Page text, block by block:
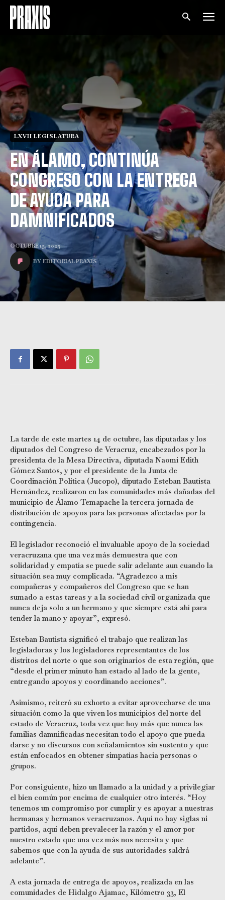
LXVII LEGISLATURA
EN ÁLAMO, CONTINÚA
CONGRESO CON LA ENTREGA
DE AYUDA PARA
DAMNIFICADOS
OCTUBRE 15, 2025
BY EDITORIAL PRAXIS
La tarde de este martes 14 de octubre, las diputadas y los
diputados del Congreso de Veracruz, encabezados por la
presidenta de la Mesa Directiva, diputada Naomi Edith
Gómez Santos, y por el presidente de la Junta de
Coordinación Política (Jucopo), diputado Esteban Bautista
Hernández, realizaron en las comunidades más dañadas del
municipio de Álamo Temapache la tercera jornada de
distribución de apoyos para las personas afectadas por la
contingencia.
El legislador reconoció el invaluable apoyo de la sociedad
veracruzana que una vez más demuestra que con
solidaridad y empatía se puede salir adelante aun cuando la
situación sea muy complicada. “Agradezco a mis
compañeras y compañeros del Congreso que se han
sumado a estas tareas y a la sociedad civil organizada que
nunca deja solo a un hermano y que siempre está ahí para
tender la mano y apoyar”, expresó.
Esteban Bautista significó el trabajo que realizan las
legisladoras y los legisladores representantes de los
distritos del norte o que son originarios de esta región, que
“desde el primer minuto han estado al lado de la gente,
entregando apoyos y coordinando acciones”.
Asimismo, reiteró su exhorto a evitar aprovecharse de una
situación como la que viven los municipios del norte del
estado de Veracruz, toda vez que hoy más que nunca las
familias damnificadas necesitan todo el apoyo que pueda
darse y no discursos con señalamientos sin sustento y que
están enfocados en obtener simpatías hacia personas o
grupos.
Por consiguiente, hizo un llamado a la unidad y a privilegiar
el bien común por encima de cualquier otro interés. “Hoy
tenemos un compromiso por cumplir y es apoyar a nuestras
hermanas y hermanos veracruzanos. Aquí no hay siglas ni
partidos, aquí deben prevalecer la razón y el amor por
nuestro estado que una vez más nos necesita y que
sabemos que con la ayuda de sus autoridades saldrá
adelante”.
A esta jornada de entrega de apoyos, realizada en las
comunidades de Hidalgo Ajamac, Kilómetro 33, El